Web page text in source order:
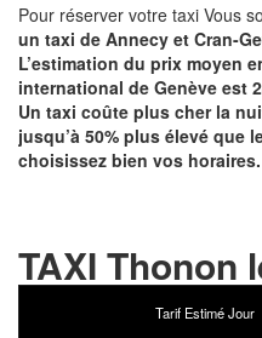
Pour réserver votre taxi Vous
un taxi de Annecy et Cran-
L’estimation du prix moyen
international de Genève est
Un taxi coûte plus cher la
jusqu’à 50% plus élevé que
choisissez bien vos horaires.
TAXI Thonon
Tarif Estimé Jour